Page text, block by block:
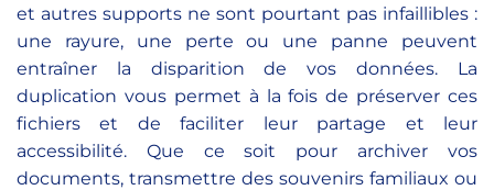
et autres supports ne sont pourtant pas infaillibles :
une rayure, une perte ou une panne peuvent
entraîner la disparition de vos données. La
duplication vous permet à la fois de préserver ces
fichiers et de faciliter leur partage et leur
accessibilité. Que ce soit pour archiver vos
documents, transmettre des souvenirs familiaux ou